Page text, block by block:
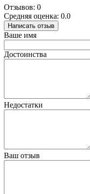
Отзывов: 0
Средняя оценка: 0.0
Написать отзыв
Ваше имя
Достоинства
Недостатки
Ваш отзыв